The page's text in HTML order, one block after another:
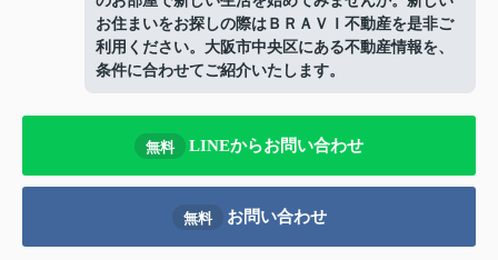
お住まいをお探しの際はＢＲＡＶＩ不動産を是非ご
利用ください。大阪市中央区にある不動産情報を、
条件に合わせてご紹介いたします。
無料 LINEからお問い合わせ
無料 お問い合わせ